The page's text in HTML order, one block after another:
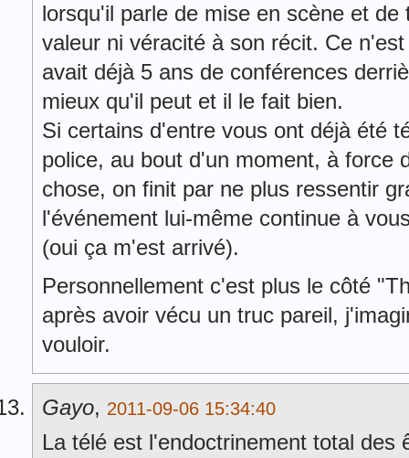
lorsqu'il parle de mise en scène et
valeur ni véracité à son récit. Ce
avait déjà 5 ans de conférences
mieux qu'il peut et il le fait bien.
Si certains d'entre vous ont déjà été
police, au bout d'un moment, à force
chose, on finit par ne plus ressentir
l'événement lui-même continue à
(oui ça m'est arrivé).
Personnellement c'est plus le côté
après avoir vécu un truc pareil,
vouloir.
Gayo, 2011-09-06 15:34:40
La télé est l'endoctrinement total des